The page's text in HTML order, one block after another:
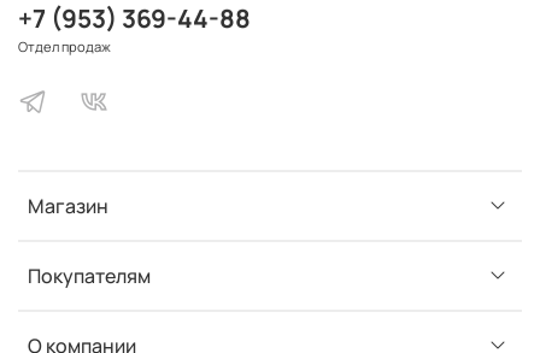
Магазин
Покупателям
О компании
+7 (953) 369-44-88
Отдел продаж